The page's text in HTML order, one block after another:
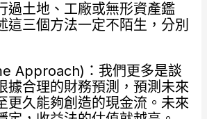
過土地、工廠或無形資產鑑
這三個方法一定不陌生，分別
Approach)：我們更多是談
據合理的財務預測，預測未來
更久能夠創造的現金流。未來